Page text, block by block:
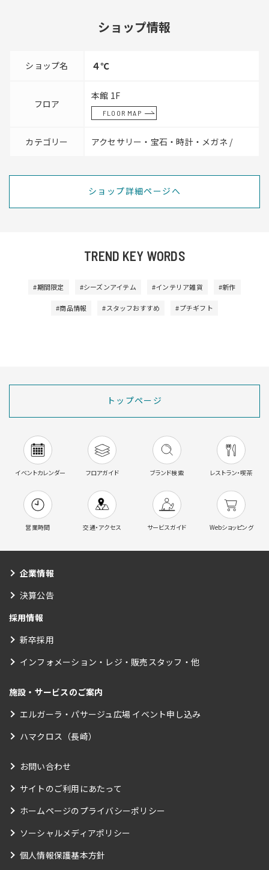
ショップ情報
ショップ名 ４℃
フロア
本館 1F
FLOOR MAP
カテゴリー アクセサリー・宝石・時計・メガネ /
ショップ詳細ページへ
TREND KEY WORDS
#期間限定 #シーズンアイテム #インテリア雑貨 #新作
#商品情報 #スタッフおすすめ #プチギフト
トップページ
イベントカレンダー フロアガイド ブランド検索 レストラン・喫茶
営業時間 交通・アクセス サービスガイド Webショッピング
企業情報
決算公告
採用情報
新卒採用
インフォメーション・レジ・販売スタッフ・他
施設・サービスのご案内
エルガーラ・パサージュ広場 イベント申し込み
ハマクロス（長崎）
お問い合わせ
サイトのご利用にあたって
ホームページのプライバシーポリシー
ソーシャルメディアポリシー
個人情報保護基本方針